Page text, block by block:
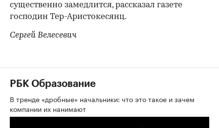
существенно замедлится, рассказал газете
господин Тер-Аристокесянц.
Сергей Велесевич
РБК Образование
В тренде «дробные» начальники: что это такое и зачем
компании их нанимают